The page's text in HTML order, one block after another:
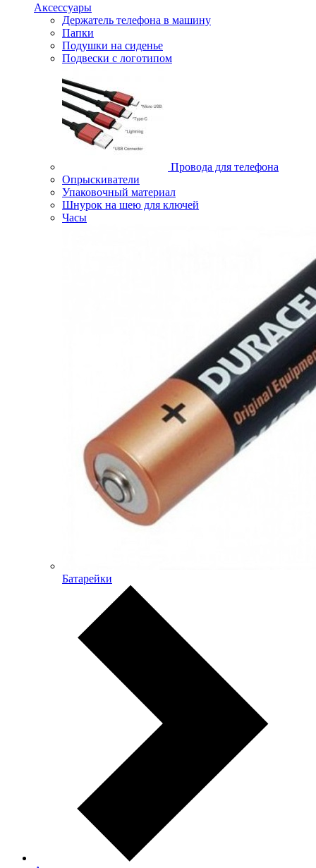
Аксессуары
Держатель телефона в машину
Папки
Подушки на сиденье
Подвески с логотипом
Провода для телефона
Опрыскиватели
Упаковочный материал
Шнурок на шею для ключей
Часы
Батарейки